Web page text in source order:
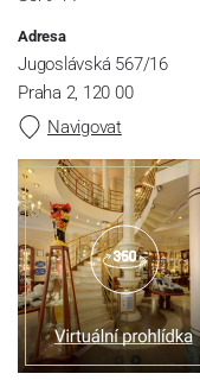
Adresa
Jugoslávská 567/16
Praha 2, 120 00
Navigovat